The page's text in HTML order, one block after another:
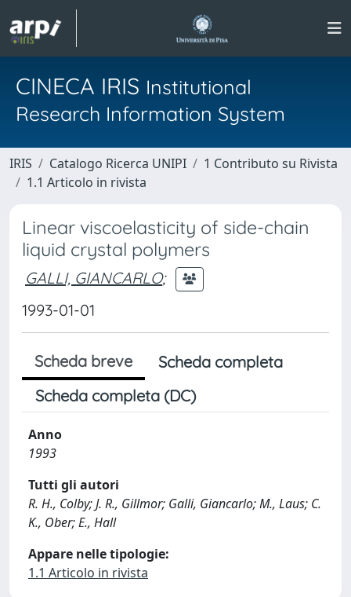
CINECA IRIS Institutional
Research Information System
IRIS Catalogo Ricerca UNIPI
1 Contributo su Rivista
1.1 Articolo in rivista
Linear viscoelasticity of side-chain
liquid crystal polymers
GALLI, GIANCARLO;
1993-01-01
Scheda breve
Scheda completa
Scheda completa (DC)
Anno
1993
Tutti gli autori
R. H., Colby; J. R., Gillmor; Galli, Giancarlo; M., Laus; C.
K., Ober; E., Hall
Appare nelle tipologie:
1.1 Articolo in rivista